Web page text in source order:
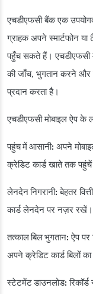
एचडीएफसी बैंक एक
ग्राहक अपने स्मार्टफोन
पहुँच सकते हैं। एचडीएफसी
की जाँच, भुगतान करने और
प्रदान करता है।
एचडीएफसी मोबाइल ऐप के
पहुंच में आसानी: अपने
क्रेडिट कार्ड खाते तक
लेनदेन निगरानी: बेहतर
कार्ड लेनदेन पर नज़र रखें।
तत्काल बिल भुगतान: ऐप पर
अपने क्रेडिट कार्ड बिलों
स्टेटमेंट डाउनलोड: